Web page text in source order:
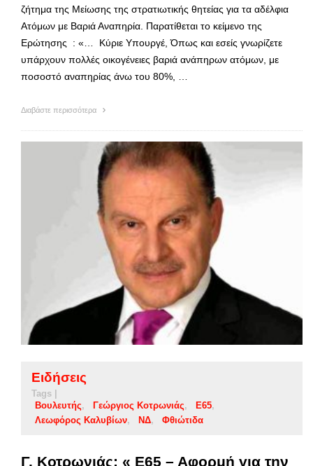
ζήτημα της Μείωσης της στρατιωτικής θητείας για τα αδέλφια
Ατόμων με Βαριά Αναπηρία. Παρατίθεται το κείμενο της
Ερώτησης : «… Κύριε Υπουργέ, Όπως και εσείς γνωρίζετε
υπάρχουν πολλές οικογένειες βαριά ανάπηρων ατόμων, με
ποσοστό αναπηρίας άνω του 80%, …
Διαβάστε περισσότερα
Ειδήσεις
Tags |
Βουλευτής
Γεώργιος Κοτρωνιάς
Ε65
Λεωφόρος Καλυβίων
ΝΔ Φθιώτιδα
Γ. Κοτρωνιάς: « Ε65 – Αφορμή για την